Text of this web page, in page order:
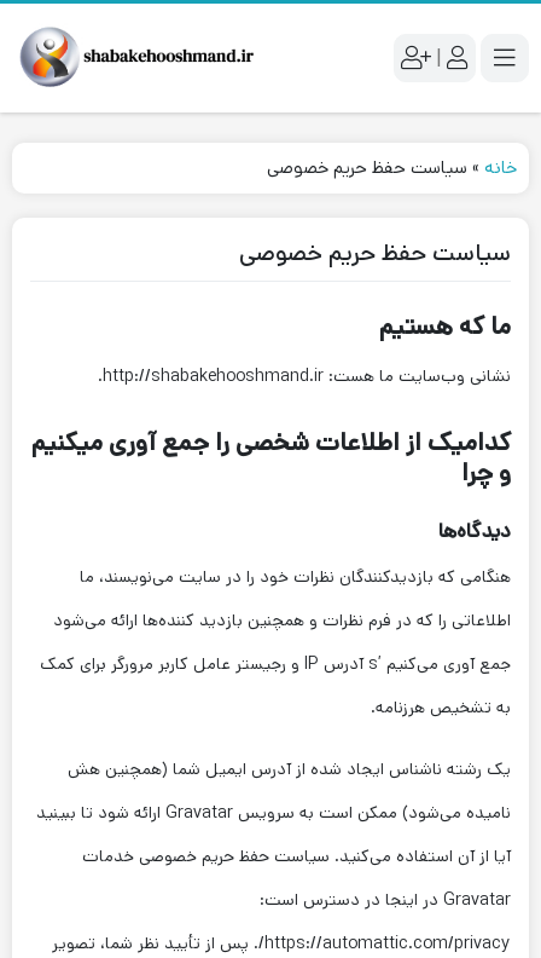
|
خانه » سیاست حفظ حریم خصوصی
سیاست حفظ حریم خصوصی
ما که هستیم
نشانی وب‌سایت ما هست: http://shabakehooshmand.ir.
کدامیک از اطلاعات شخصی را جمع آوری میکنیم
و چرا
دیدگاه‌ها
هنگامی که بازدیدکنندگان نظرات خود را در سایت می‌نویسند، ما
اطلاعاتی را که در فرم نظرات و همچنین بازدید کننده‌ها ارائه می‌شود
جمع آوری می‌کنیم ’s آدرس IP و رجیستر عامل کاربر مرورگر برای کمک
به تشخیص هرزنامه.
یک رشته ناشناس ایجاد شده از آدرس ایمیل شما (همچنین هش
نامیده می‌شود) ممکن است به سرویس Gravatar ارائه شود تا ببینید
آیا از آن استفاده می‌کنید. سیاست حفظ حریم خصوصی خدمات
Gravatar در اینجا در دسترس است:
https://automattic.com/privacy/. پس از تأیید نظر شما، تصویر